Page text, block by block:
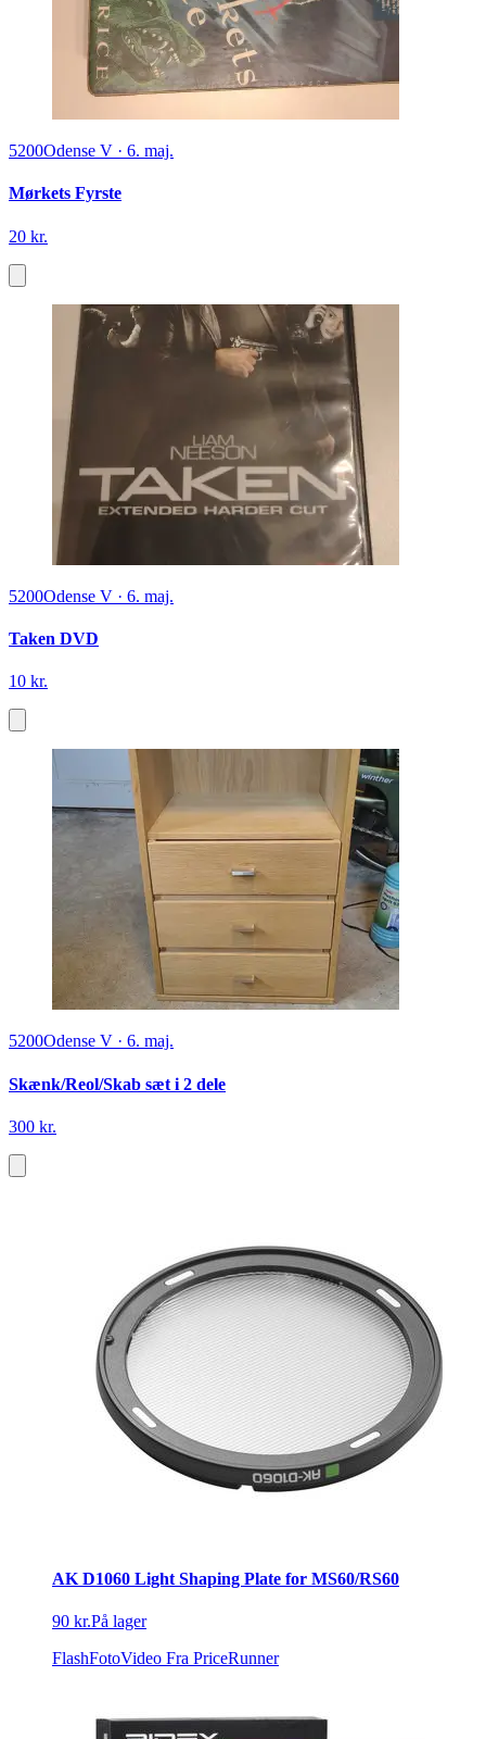
5200Odense V · 6. maj.
Mørkets Fyrste
20 kr.
5200Odense V · 6. maj.
Taken DVD
10 kr.
5200Odense V · 6. maj.
Skænk/Reol/Skab sæt i 2 dele
300 kr.
AK D1060 Light Shaping Plate for MS60/RS60
90 kr.På lager
FlashFotoVideo Fra PriceRunner